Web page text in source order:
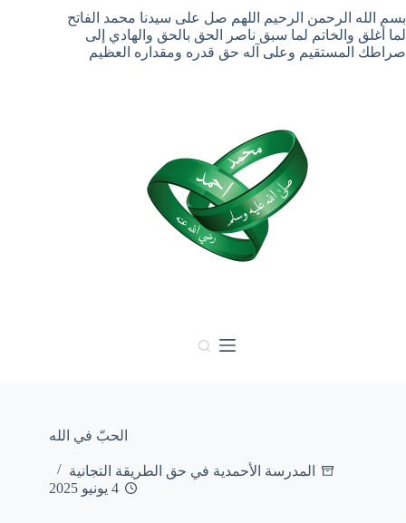
التجاوز
إلى
المحتوى
بسم الله الرحمن الرحيم اللهم صل على سيدنا محمد الفاتح
لما أغلق والخاتم لما سبق ناصر الحق بالحق والهادي إلى
صراطك المستقيم وعلى آله حق قدره ومقداره العظيم
الحبّ في الله
المدرسة الأحمدية في حق الطريقة التجانية
4 يونيو 2025